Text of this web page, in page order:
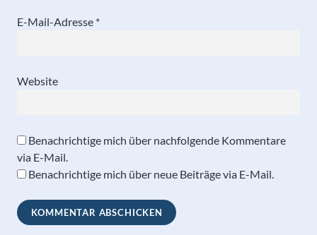
E-Mail-Adresse *
Website
Benachrichtige mich über nachfolgende Kommentare
via E-Mail.
Benachrichtige mich über neue Beiträge via E-Mail.